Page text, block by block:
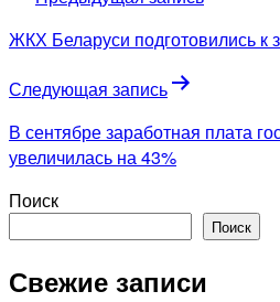
по
ЖКХ Беларуси подготовились к
Следующая запись
В сентябре заработная плата
увеличилась на 43%
Поиск
Поиск
Свежие записи